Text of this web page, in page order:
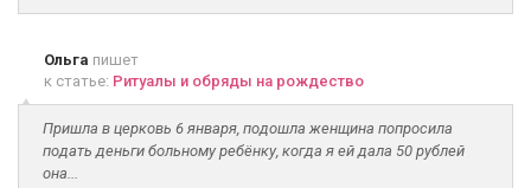
Ольга пишет
к статье: Ритуалы и обряды на рождество
Пришла в церковь 6 января, подошла женщина попросила
подать деньги больному ребёнку, когда я ей дала 50 рублей
она...